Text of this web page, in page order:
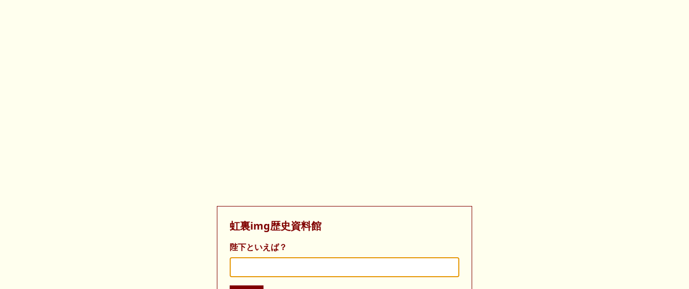
虹裏img歴史資料館
陛下といえば？